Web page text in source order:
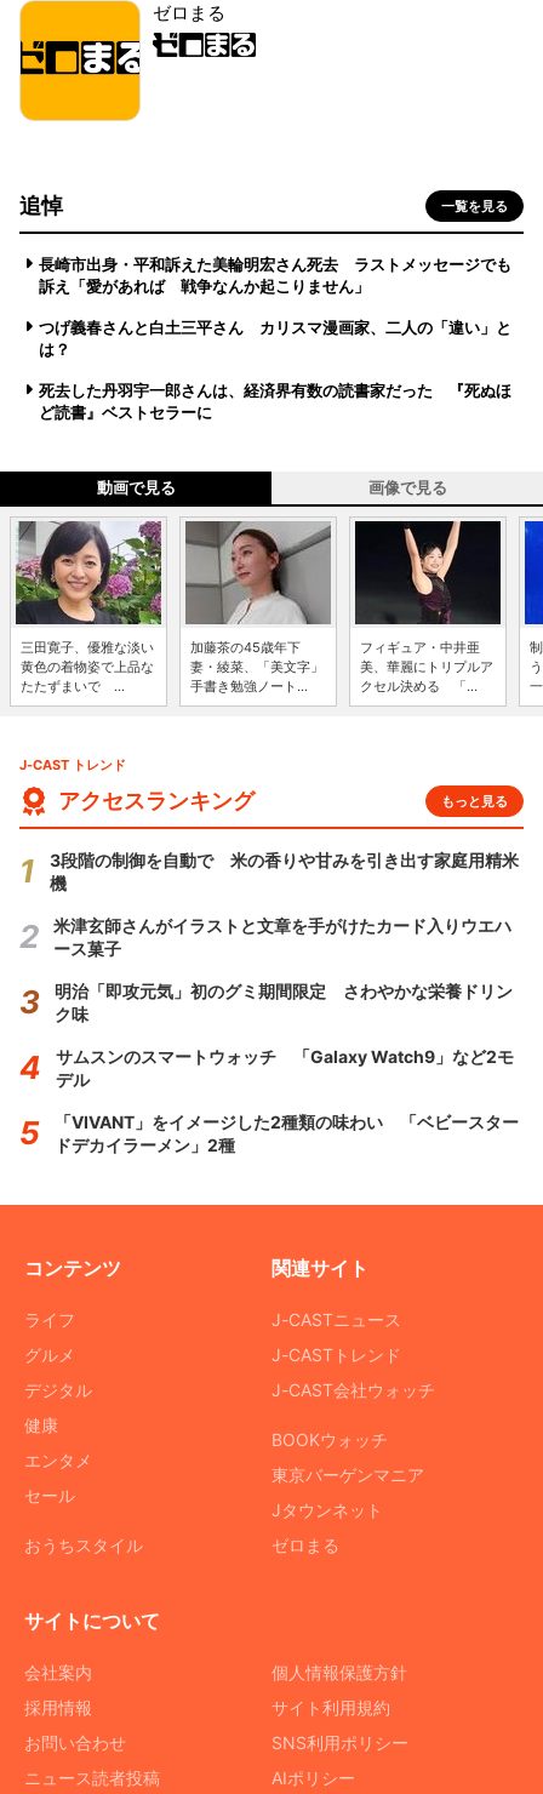
ゼロまる
追悼 一覧を見る
長崎市出身・平和訴えた美輪明宏さん死去 ラストメッセージでも
訴え「愛があれば 戦争なんか起こりません」
つげ義春さんと白土三平さん カリスマ漫画家、二人の「違い」と
は？
死去した丹羽宇一郎さんは、経済界有数の読書家だった 『死ぬほ
ど読書』ベストセラーに
動画で見る 画像で見る
三田寛子、優雅な淡い
黄色の着物姿で上品な
たたずまいで ...
加藤茶の45歳年下
妻・綾菜、「美文字」
手書き勉強ノート...
フィギュア・中井亜
美、華麗にトリプルア
クセル決める 「...
J-CAST トレンド
アクセスランキング もっと見る
3段階の制御を自動で 米の香りや甘みを引き出す家庭用精米
機
米津玄師さんがイラストと文章を手がけたカード入りウエハ
ース菓子
明治「即攻元気」初のグミ期間限定 さわやかな栄養ドリン
ク味
サムスンのスマートウォッチ 「Galaxy Watch9」など2モ
デル
「VIVANT」をイメージした2種類の味わい 「ベビースター
ドデカイラーメン」2種
コンテンツ
ライフ
グルメ
デジタル
健康
エンタメ
セール
おうちスタイル
関連サイト
J-CASTニュース
J-CASTトレンド
J-CAST会社ウォッチ
BOOKウォッチ
東京バーゲンマニア
Jタウンネット
ゼロまる
サイトについて
会社案内
採用情報
お問い合わせ
ニュース読者投稿
個人情報保護方針
サイト利用規約
SNS利用ポリシー
AIポリシー